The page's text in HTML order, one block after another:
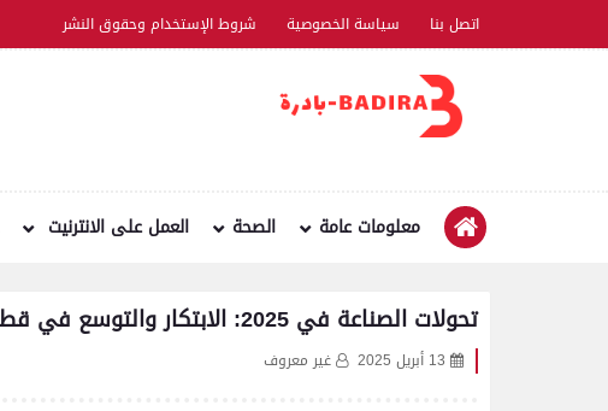
اتصل بنا سياسة الخصوصية شروط الإستخدام وحقوق النشر
معلومات عامة الصحة العمل على الانترنيت
تحولات الصناعة في 2025: الابتكار والتوسع في قطاعات جديدة
13 أبريل 2025 غير معروف